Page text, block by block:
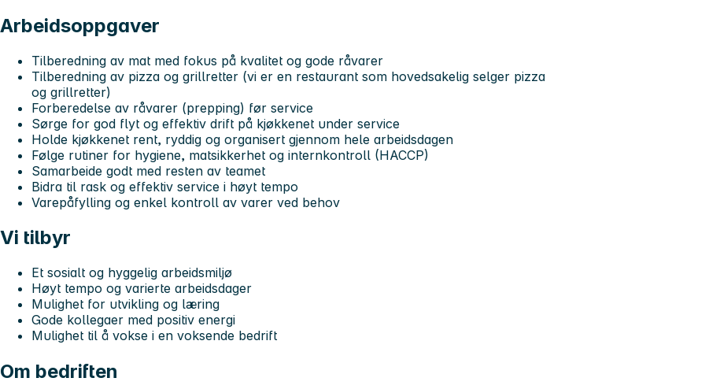
Arbeidsoppgaver
Tilberedning av mat med fokus på kvalitet og gode råvarer
Tilberedning av pizza og grillretter (vi er en restaurant som hovedsakelig selger pizza
og grillretter)
Forberedelse av råvarer (prepping) før service
Sørge for god flyt og effektiv drift på kjøkkenet under service
Holde kjøkkenet rent, ryddig og organisert gjennom hele arbeidsdagen
Følge rutiner for hygiene, matsikkerhet og internkontroll (HACCP)
Samarbeide godt med resten av teamet
Bidra til rask og effektiv service i høyt tempo
Varepåfylling og enkel kontroll av varer ved behov
Vi tilbyr
Et sosialt og hyggelig arbeidsmiljø
Høyt tempo og varierte arbeidsdager
Mulighet for utvikling og læring
Gode kollegaer med positiv energi
Mulighet til å vokse i en voksende bedrift
Om bedriften